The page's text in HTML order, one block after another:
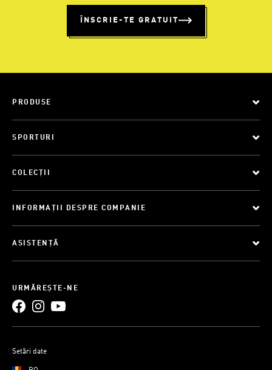
ÎNSCRIE-TE GRATUIT
PRODUSE
SPORTURI
COLECȚII
INFORMAȚII DESPRE COMPANIE
ASISTENȚĂ
URMĂREȘTE-NE
Setări date